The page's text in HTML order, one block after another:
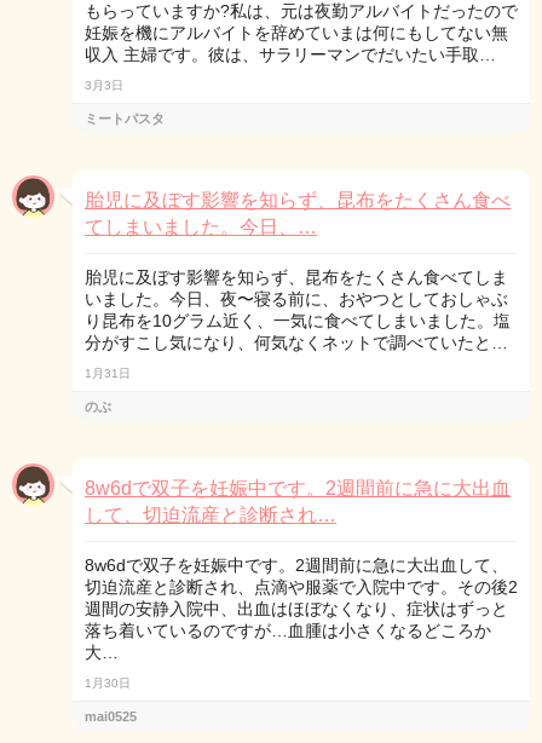
もらっていますか?私は、元は夜勤アルバイトだったので
妊娠を機にアルバイトを辞めていまは何にもしてない無
収入 主婦です。彼は、サラリーマンでだいたい手取…
3月3日
ミートパスタ
胎児に及ぼす影響を知らず、昆布をたくさん食べ
てしまいました。今日、…
胎児に及ぼす影響を知らず、昆布をたくさん食べてしま
いました。今日、夜〜寝る前に、おやつとしておしゃぶ
り昆布を10グラム近く、一気に食べてしまいました。塩
分がすこし気になり、何気なくネットで調べていたと…
1月31日
のぶ
8w6dで双子を妊娠中です。2週間前に急に大出血
して、切迫流産と診断され…
8w6dで双子を妊娠中です。2週間前に急に大出血して、
切迫流産と診断され、点滴や服薬で入院中です。その後2
週間の安静入院中、出血はほぼなくなり、症状はずっと
落ち着いているのですが…血腫は小さくなるどころか
大…
1月30日
mai0525